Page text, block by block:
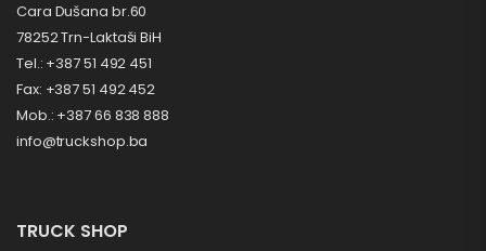
Cara Dušana br.60
78252 Trn-Laktaši BiH
Tel.: +387 51 492 451
Fax: +387 51 492 452
Mob.: +387 66 838 888
info@truckshop.ba
TRUCK SHOP